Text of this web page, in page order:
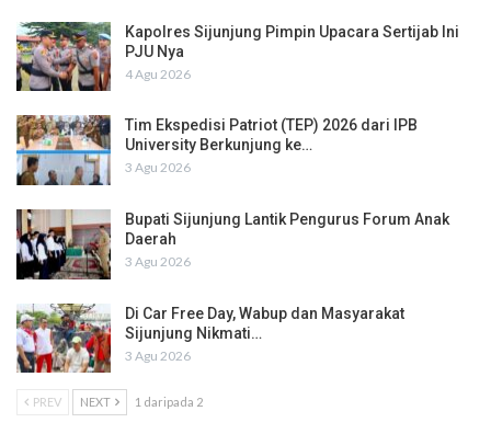
Kapolres Sijunjung Pimpin Upacara Sertijab Ini
PJU Nya
4 Agu 2026
Tim Ekspedisi Patriot (TEP) 2026 dari IPB
University Berkunjung ke…
3 Agu 2026
Bupati Sijunjung Lantik Pengurus Forum Anak
Daerah
3 Agu 2026
Di Car Free Day, Wabup dan Masyarakat
Sijunjung Nikmati…
3 Agu 2026
PREV NEXT 1 daripada 2